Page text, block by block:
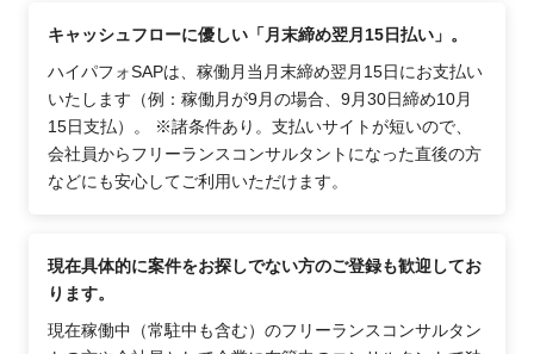
キャッシュフローに優しい「月末締め翌月15日払い」。
ハイパフォSAPは、稼働月当月末締め翌月15日にお支払い
いたします（例：稼働月が9月の場合、9月30日締め10月
15日支払）。 ※諸条件あり。支払いサイトが短いので、
会社員からフリーランスコンサルタントになった直後の方
などにも安心してご利用いただけます。
現在具体的に案件をお探しでない方のご登録も歓迎してお
ります。
現在稼働中（常駐中も含む）のフリーランスコンサルタン